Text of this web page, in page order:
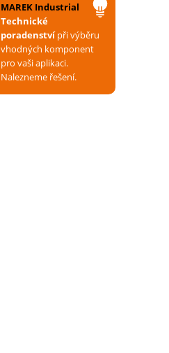
MAREK Industrial
Technické
poradenstvípři výběru
vhodných komponent
pro vaši aplikaci.
Nalezneme řešení.